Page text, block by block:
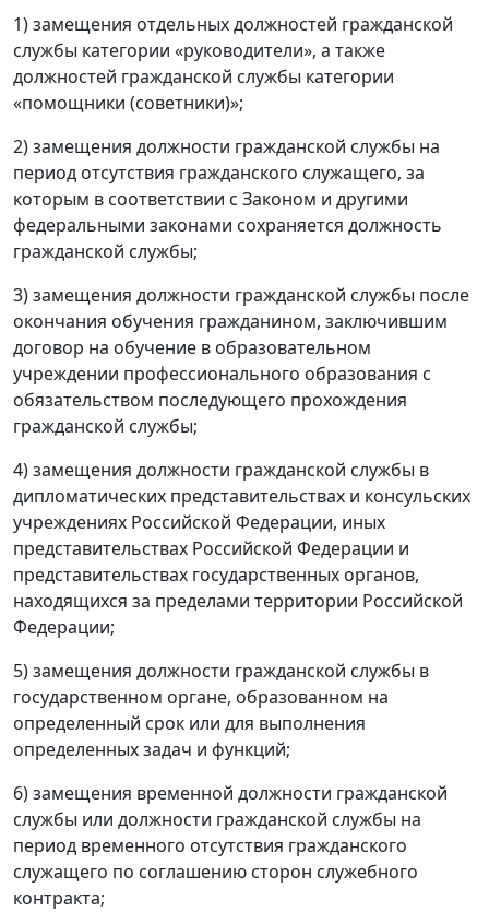
1) замещения отдельных должностей гражданской
службы категории «руководители», а также
должностей гражданской службы категории
«помощники (советники)»;
2) замещения должности гражданской службы на
период отсутствия гражданского служащего, за
которым в соответствии с Законом и другими
федеральными законами сохраняется должность
гражданской службы;
3) замещения должности гражданской службы после
окончания обучения гражданином, заключившим
договор на обучение в образовательном
учреждении профессионального образования с
обязательством последующего прохождения
гражданской службы;
4) замещения должности гражданской службы в
дипломатических представительствах и консульских
учреждениях Российской Федерации, иных
представительствах Российской Федерации и
представительствах государственных органов,
находящихся за пределами территории Российской
Федерации;
5) замещения должности гражданской службы в
государственном органе, образованном на
определенный срок или для выполнения
определенных задач и функций;
6) замещения временной должности гражданской
службы или должности гражданской службы на
период временного отсутствия гражданского
служащего по соглашению сторон служебного
контракта;